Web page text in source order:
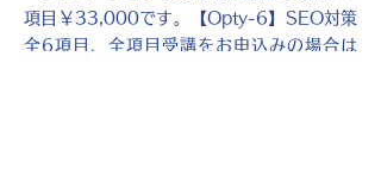
項目￥33,000です。【Opty-6】SEO対策
全6項目、全項目受講をお申込みの場合は